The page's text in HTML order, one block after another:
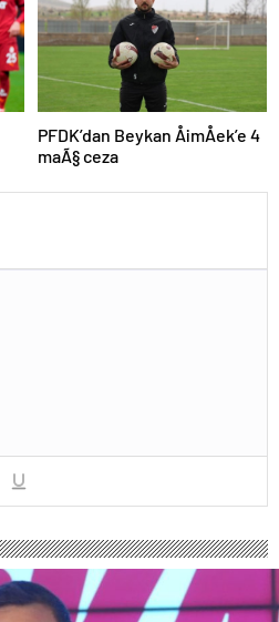
PFDK’dan Beykan ÅimÅek’e 4
maÃ§ ceza